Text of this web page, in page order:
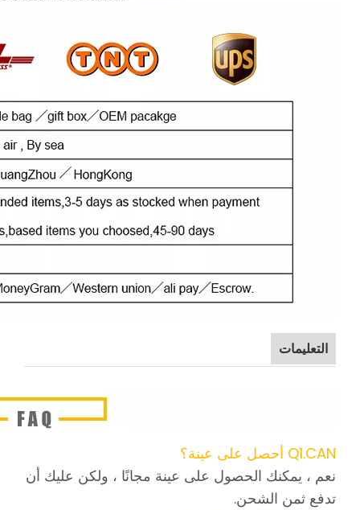
التعليمات
Q1.CAN أحصل على عينة؟
نعم ، يمكنك الحصول على عينة مجانًا ، ولكن عليك أن
تدفع ثمن الشحن.